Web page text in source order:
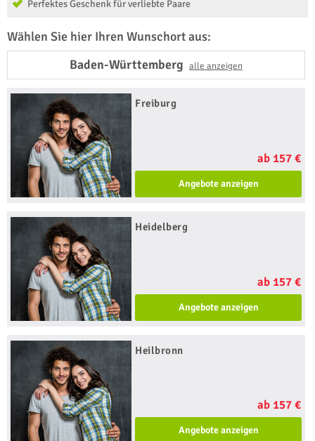
Perfektes Geschenk für verliebte Paare
Wählen Sie hier Ihren Wunschort aus:
Baden-Württemberg alle anzeigen
Freiburg
ab 157 €
Angebote anzeigen
Heidelberg
ab 157 €
Angebote anzeigen
Heilbronn
ab 157 €
Angebote anzeigen